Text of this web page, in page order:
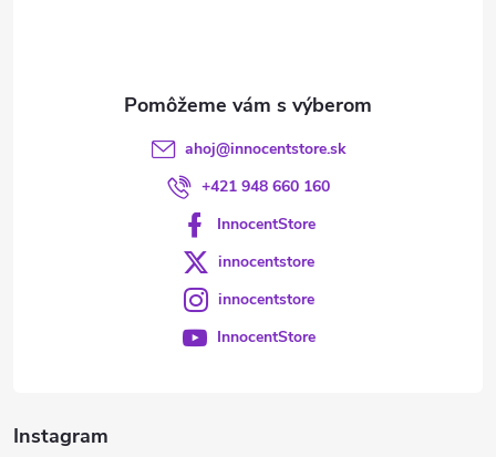
Instagram
ahoj@innocentstore.sk
+421 948 660 160
InnocentStore
innocentstore
innocentstore
InnocentStore